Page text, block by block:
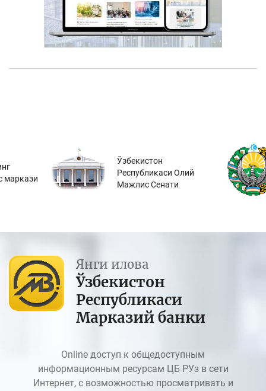
маркази
Ўзбекистон
Республикаси Олий
Мажлис Сенати
Янги илова
Ўзбекистон
Республикаси
Марказий банки
Online доступ к общедоступным
информационным ресурсам ЦБ РУз в сети
Интернет, с возможностью просматривать и